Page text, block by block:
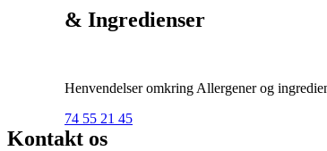
& Ingredienser
Henvendelser omkring Allergener og
74 55 21 45
Kontakt os